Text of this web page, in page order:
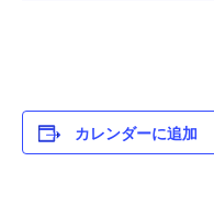
カレンダーに追加